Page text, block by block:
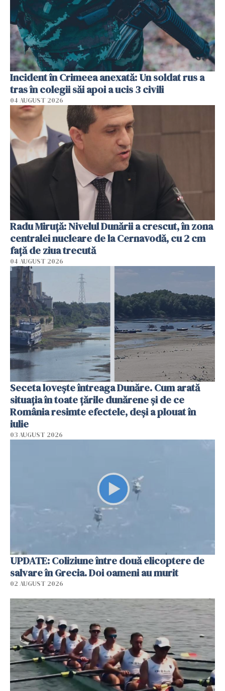
Incident în Crimeea anexată: Un soldat rus a
tras în colegii săi apoi a ucis 3 civili
04 AUGUST 2026
Radu Miruţă: Nivelul Dunării a crescut, în zona
centralei nucleare de la Cernavodă, cu 2 cm
faţă de ziua trecută
04 AUGUST 2026
Seceta lovește întreaga Dunăre. Cum arată
situația în toate țările dunărene și de ce
România resimte efectele, deși a plouat în
iulie
03 AUGUST 2026
UPDATE: Coliziune între două elicoptere de
salvare în Grecia. Doi oameni au murit
02 AUGUST 2026